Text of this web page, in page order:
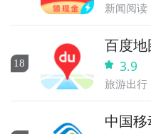
新闻阅读
18
百度地
3.9
旅游出行
中国移